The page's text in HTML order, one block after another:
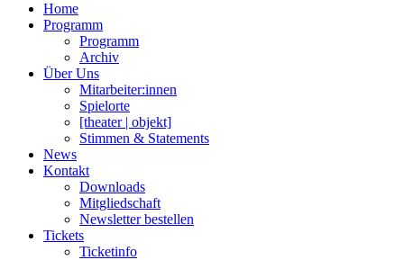
Home
Programm
Programm
Archiv
Über Uns
Mitarbeiter:innen
Spielorte
[theater | objekt]
Stimmen & Statements
News
Kontakt
Downloads
Mitgliedschaft
Newsletter bestellen
Tickets
Ticketinfo